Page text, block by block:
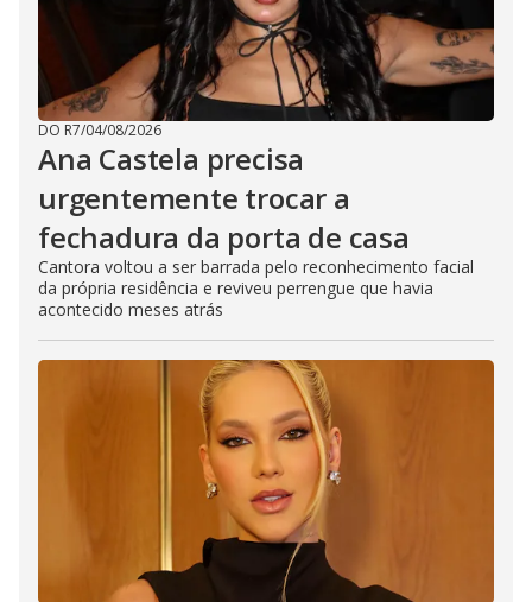
DO R7/04/08/2026
Ana Castela precisa
urgentemente trocar a
fechadura da porta de casa
Cantora voltou a ser barrada pelo reconhecimento facial
da própria residência e reviveu perrengue que havia
acontecido meses atrás